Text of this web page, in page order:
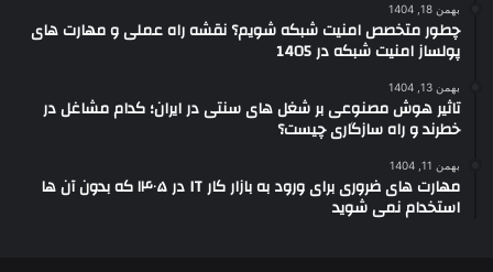
بهمن 18, 1404
چطور متخصص امنیت شبکه شویم؟ نقشه راه عملی و مهارت های
پولساز امنیت شبکه در 1405
بهمن 13, 1404
تاثیر هوش مصنوعی بر شغل های سنتی در ایران؛ کدام مشاغل در
خطرند و راه سازگاری چیست؟
بهمن 11, 1404
مهارت های ضروری برای ورود به بازار کار IT در ۱۴۰۵ که بدون آن ها
استخدام نمی شوید